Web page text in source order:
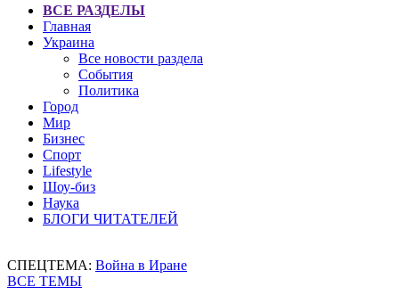
ВСЕ РАЗДЕЛЫ
Главная
Украина
Все новости раздела
События
Политика
Город
Мир
Бизнес
Спорт
Lifestyle
Шоу-биз
Наука
БЛОГИ ЧИТАТЕЛЕЙ
СПЕЦТЕМА: Война в Иране
ВСЕ ТЕМЫ